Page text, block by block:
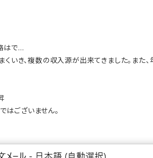
はで...
き、複数の収入源が出来てきました。また、
ございません。